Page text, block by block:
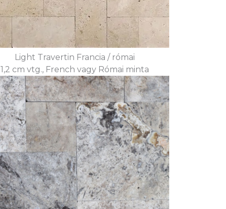
Light Travertin Francia / római
1,2 cm vtg., French vagy Római minta